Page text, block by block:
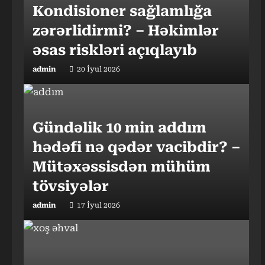
Kondisioner sağlamlığa
zərərlidirmi? – Həkimlər
əsas riskləri açıqlayıb
admin 20 İyul 2026
Gündəlik 10 min addım
hədəfi nə qədər vacibdir? –
Mütəxəssisdən mühüm
tövsiyələr
admin 17 İyul 2026